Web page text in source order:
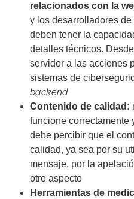
relacionados con la
y los desarrolladores
deben tener la
detalles técnicos.
servidor a las acciones
sistemas de
backend
Contenido de calidad:
funcione correctamente
debe percibir que el
calidad, ya sea por su
mensaje, por la
otro aspecto
Herramientas de